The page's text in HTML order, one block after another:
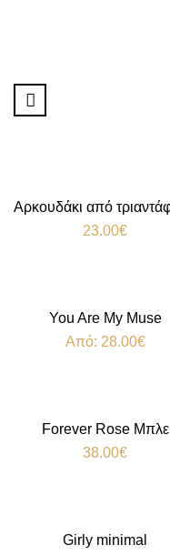
23.00€
You Are My Muse
Από: 28.00€
Forever Rose Μπλε
38.00€
Girly minimal